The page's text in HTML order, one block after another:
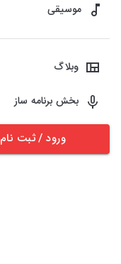
موسیقی
وبلاگ
بخش برنامه ساز
ورود / ثبت نام